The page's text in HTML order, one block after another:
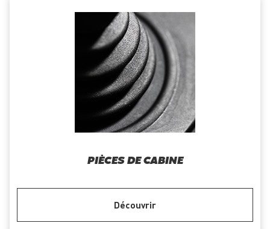
PIÈCES DE CABINE
Découvrir